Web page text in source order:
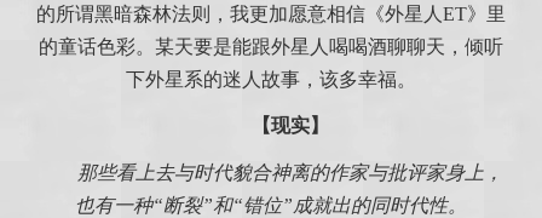
的所谓黑暗森林法则，我更加愿意相信《外星人ET》里
的童话色彩。某天要是能跟外星人喝喝酒聊聊天，倾听
下外星系的迷人故事，该多幸福。
【现实】
那些看上去与时代貌合神离的作家与批评家身上，
也有一种“断裂”和“错位”成就出的同时代性。